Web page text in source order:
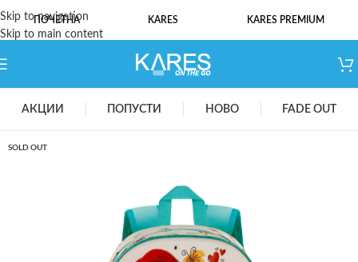
Skip to navigation
Skip to main content
ПОЧЕТНА KARES KARES PREMIUM
АКЦИИ ПОПУСТИ НОВО FADE OUT
SOLD OUT